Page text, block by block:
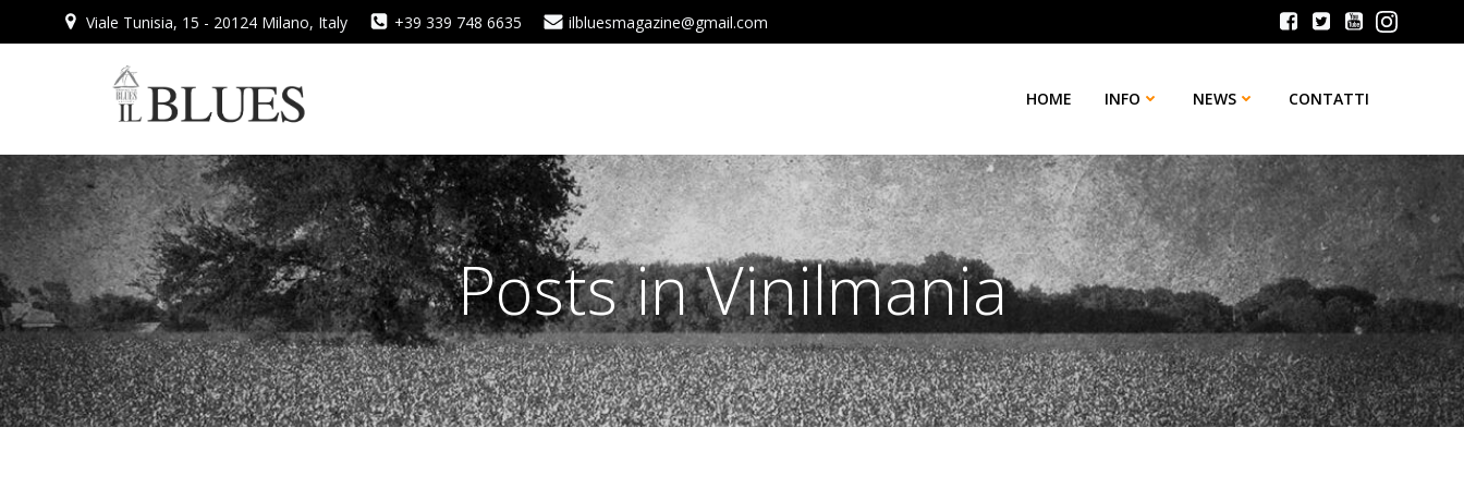
al
Viale Tunisia, 15 - 20124 Milano, Italy +39 339 748 6635 ilbluesmagazine@gmail.com
HOME INFO NEWS CONTATTI
Posts in Vinilmania